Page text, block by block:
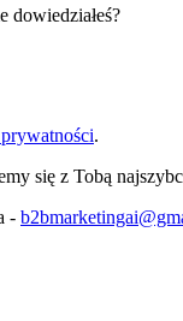
dowiedziałeś?
.
się z Tobą
-